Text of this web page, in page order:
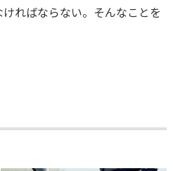
ればならない。そんなことを